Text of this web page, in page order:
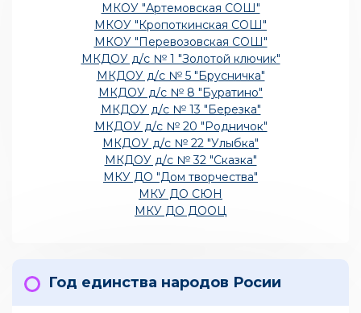
МКОУ "Артемовская СОШ"
МКОУ "Кропоткинская СОШ"
МКОУ "Перевозовская СОШ"
МКДОУ д/с № 1 "Золотой ключик"
МКДОУ д/с № 5 "Брусничка"
МКДОУ д/с № 8 "Буратино"
МКДОУ д/с № 13 "Березка"
МКДОУ д/с № 20 "Родничок"
МКДОУ д/с № 22 "Улыбка"
МКДОУ д/с № 32 "Сказка"
МКУ ДО "Дом творчества"
МКУ ДО СЮН
МКУ ДО ДООЦ
Год единства народов Росии